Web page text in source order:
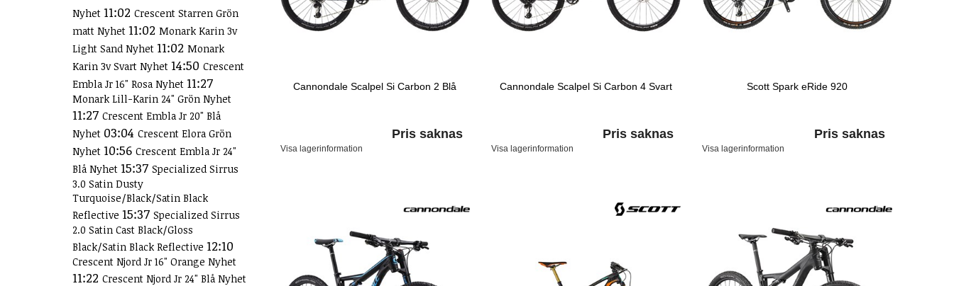
Nyhet 11:02 Crescent Starren Grön
matt Nyhet 11:02 Monark Karin 3v
Light Sand Nyhet 11:02 Monark
Karin 3v Svart Nyhet 14:50 Crescent
Embla Jr 16" Rosa Nyhet 11:27
Monark Lill-Karin 24" Grön Nyhet
11:27 Crescent Embla Jr 20" Blå
Nyhet 03:04 Crescent Elora Grön
Nyhet 10:56 Crescent Embla Jr 24"
Blå Nyhet 15:37 Specialized Sirrus
3.0 Satin Dusty
Turquoise/Black/Satin Black
Reflective 15:37 Specialized Sirrus
2.0 Satin Cast Black/Gloss
Black/Satin Black Reflective 12:10
Crescent Njord Jr 16" Orange Nyhet
11:22 Crescent Njord Jr 24" Blå Nyhet
Cannondale Scalpel Si Carbon 2 Blå
Pris saknas
Visa lagerinformation
Cannondale Scalpel Si Carbon 4 Svart
Pris saknas
Visa lagerinformation
Scott Spark eRide 920
Pris saknas
Visa lagerinformation